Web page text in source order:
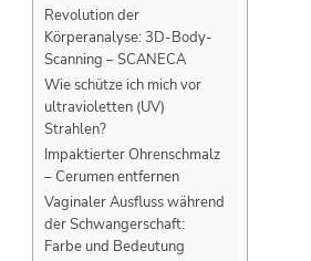
Revolution der
Körperanalyse: 3D-Body-
Scanning – SCANECA
Wie schütze ich mich vor
ultravioletten (UV)
Strahlen?
Impaktierter Ohrenschmalz
– Cerumen entfernen
Vaginaler Ausfluss während
der Schwangerschaft:
Farbe und Bedeutung